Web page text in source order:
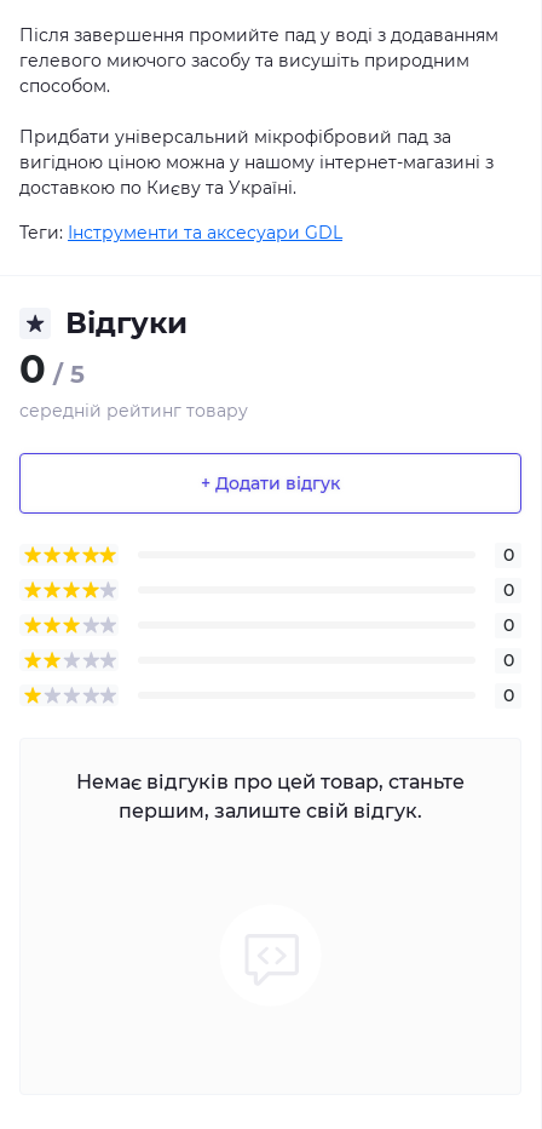
Після завершення промийте пад у воді з додаванням
гелевого миючого засобу та висушіть природним
способом.
Придбати універсальний мікрофібровий пад за
вигідною ціною можна у нашому інтернет-магазині з
доставкою по Києву та Україні.
Теги: Інструменти та аксесуари GDL
Відгуки
0 / 5
середній рейтинг товару
+ Додати відгук
0
0
0
0
0
Немає відгуків про цей товар, станьте
першим, залиште свій відгук.